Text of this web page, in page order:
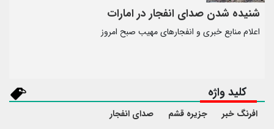
شنیده شدن صدای انفجار در امارات
اعلام منابع خبری و انفجارهای مهیب صبح امروز
کلید واژه
افرنگ خبر جزیره قشم صدای انفجار